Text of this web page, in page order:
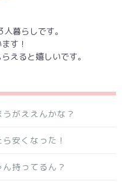
暮らしです。
す！
えると嬉しいです。
がええんかな？
安くなった！
持ってるん？